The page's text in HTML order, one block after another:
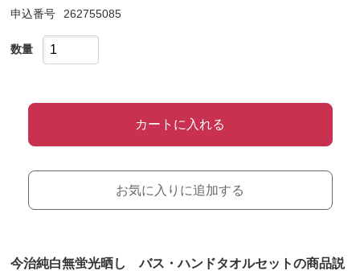
申込番号 262755085
数量
カートに入れる
お気に入りに追加する
今治純白無蛍光晒し バス・ハンドタオルセットの商品説